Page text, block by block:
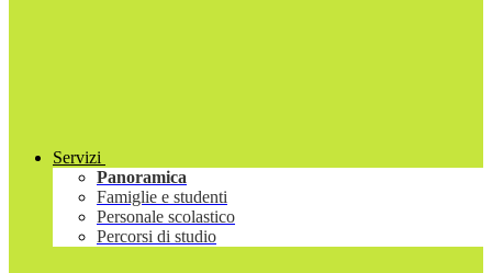
Servizi
Panoramica
Famiglie e studenti
Personale scolastico
Percorsi di studio